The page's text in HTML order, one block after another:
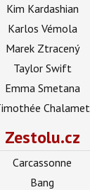
Kim Kardashian
Karlos Vémola
Marek Ztracený
Taylor Swift
Emma Smetana
Chalamet
Zestolu.cz
Carcassonne
Bang